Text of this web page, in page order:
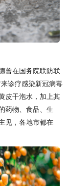
曾在国务院联防联
诊疗感染新冠病毒
皮干泡水，加上其
药物、食品、生
见，各地市都在